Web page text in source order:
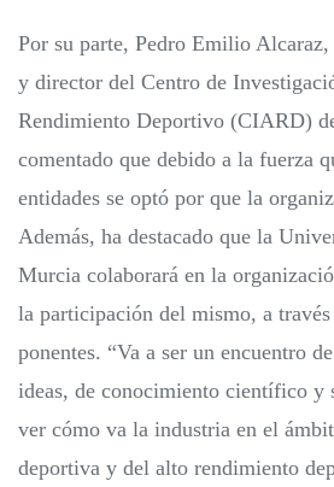
Por su parte, Pedro Emilio Alcaraz,
y director del Centro de
Rendimiento Deportivo (CIARD)
comentado que debido a la fuerza
entidades se optó por que la
Además, ha destacado que la
Murcia colaborará en la
la participación del mismo, a
ponentes. “Va a ser un encuentro
ideas, de conocimiento científico y
ver cómo va la industria en el
deportiva y del alto rendimiento